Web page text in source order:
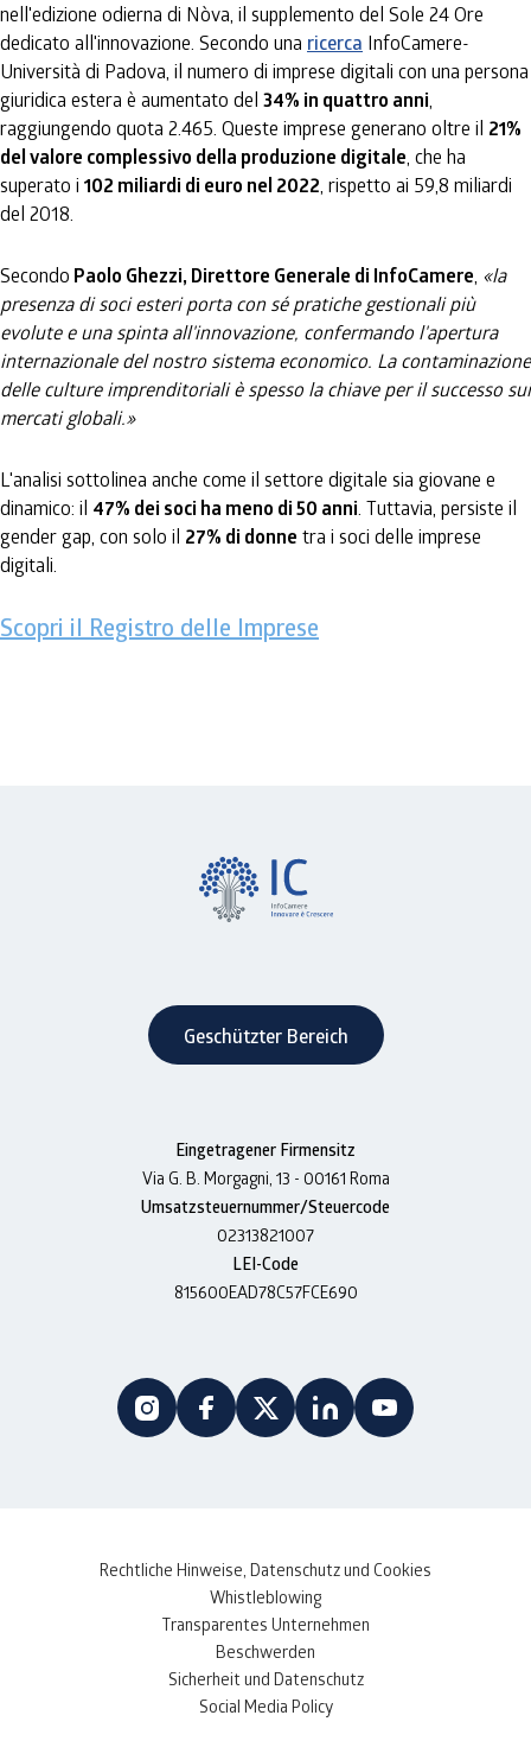
nell'edizione odierna di Nòva, il supplemento del Sole 24 Ore
dedicato all'innovazione. Secondo una ricerca InfoCamere-
Università di Padova, il numero di imprese digitali con una persona
giuridica estera è aumentato del 34% in quattro anni
raggiungendo quota 2.465. Queste imprese generano oltre il 21%
del valore complessivo della produzione digitale , che ha
superato i 102 miliardi di euro nel 2022 , rispetto ai 59,8 miliardi
del 2018.
Secondo Paolo Ghezzi, Direttore Generale di InfoCamere «la
presenza di soci esteri porta con sé pratiche gestionali più
evolute e una spinta all'innovazione, confermando l'apertura
internazionale del nostro sistema economico. La contaminazione
delle culture imprenditoriali è spesso la chiave per il successo sui
mercati globali.»
L'analisi sottolinea anche come il settore digitale sia giovane e
dinamico: il 47% dei soci ha meno di 50 anni . Tuttavia, persiste il
gender gap, con solo il 27% di donne tra i soci delle imprese
digitali.
Scopri il Registro delle Imprese
Geschützter Bereich
Eingetragener Firmensitz
Via G. B. Morgagni, 13 - 00161 Roma
Umsatzsteuernummer/Steuercode
02313821007
LEI-Code
815600EAD78C57FCE690
Rechtliche Hinweise, Datenschutz und Cookies
Whistleblowing
Transparentes Unternehmen
Beschwerden
Sicherheit und Datenschutz
Social Media Policy